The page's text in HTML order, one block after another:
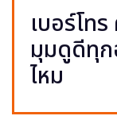
เบอร์โท
มุมดูดีทุก
ไหม